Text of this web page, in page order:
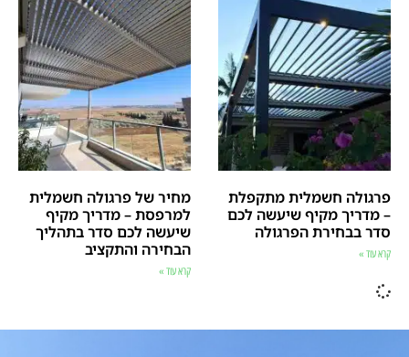
פרגולה חשמלית מתקפלת
– מדריך מקיף שיעשה לכם
סדר בבחירת הפרגולה
קרא עוד »
מחיר של פרגולה חשמלית
למרפסת – מדריך מקיף
שיעשה לכם סדר בתהליך
הבחירה והתקציב
קרא עוד »